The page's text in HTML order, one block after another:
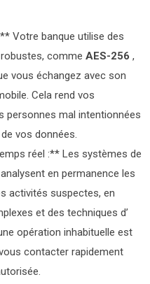
Votre banque utilise des
comme AES-256 ,
vous échangez avec son
Cela rend vos
personnes mal intentionnées
de vos données.
réel :** Les systèmes de
en permanence les
activités suspectes, en
et des techniques d’
opération inhabituelle est
contacter rapidement